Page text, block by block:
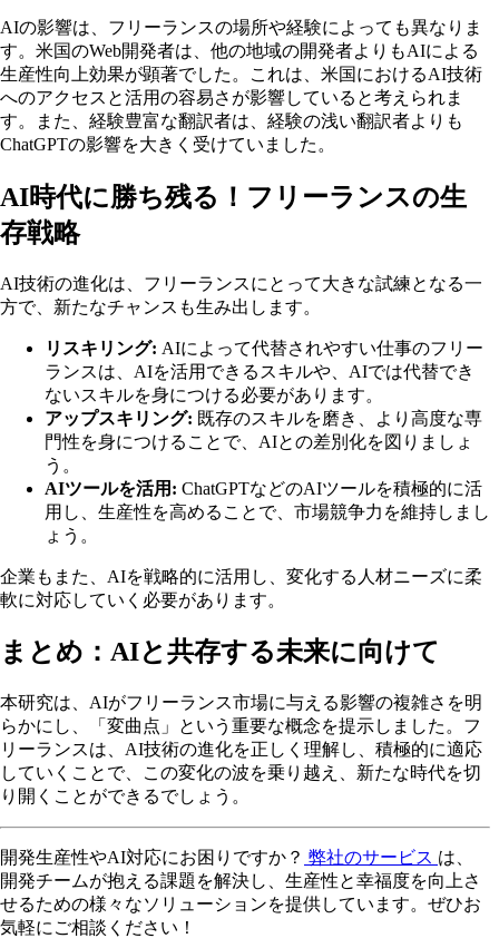
AIの影響は、フリーランスの場所や経験によっても異なりま
す。米国のWeb開発者は、他の地域の開発者よりもAIによる
生産性向上効果が顕著でした。これは、米国におけるAI技術
へのアクセスと活用の容易さが影響していると考えられま
す。また、経験豊富な翻訳者は、経験の浅い翻訳者よりも
ChatGPTの影響を大きく受けていました。
AI時代に勝ち残る！フリーランスの生
存戦略
AI技術の進化は、フリーランスにとって大きな試練となる一
方で、新たなチャンスも生み出します。
リスキリング: AIによって代替されやすい仕事のフリー
ランスは、AIを活用できるスキルや、AIでは代替でき
ないスキルを身につける必要があります。
アップスキリング: 既存のスキルを磨き、より高度な専
門性を身につけることで、AIとの差別化を図りましょ
う。
AIツールを活用: ChatGPTなどのAIツールを積極的に活
用し、生産性を高めることで、市場競争力を維持しまし
ょう。
企業もまた、AIを戦略的に活用し、変化する人材ニーズに柔
軟に対応していく必要があります。
まとめ：AIと共存する未来に向けて
本研究は、AIがフリーランス市場に与える影響の複雑さを明
らかにし、「変曲点」という重要な概念を提示しました。フ
リーランスは、AI技術の進化を正しく理解し、積極的に適応
していくことで、この変化の波を乗り越え、新たな時代を切
り開くことができるでしょう。
開発生産性やAI対応にお困りですか？ 弊社のサービス は、
開発チームが抱える課題を解決し、生産性と幸福度を向上さ
せるための様々なソリューションを提供しています。ぜひお
気軽にご相談ください！